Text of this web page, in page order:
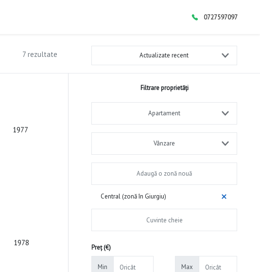
0727597097
7 rezultate Actualizate recent
1977
1978
Filtrare proprietăți
Apartament
Vânzare
Central (zonă în Giurgiu)
Preț (€)
Min Max